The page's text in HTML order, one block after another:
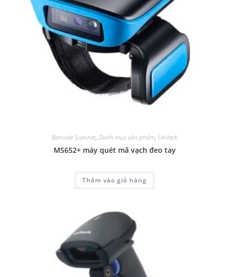
Barcode Scanner, Danh mục sản phẩm, Unitech
MS652+ máy quét mã vạch đeo tay
Thêm vào giỏ hàng